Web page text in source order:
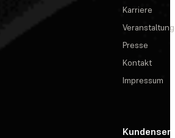
Karriere
Presse
Kontakt
Impressum